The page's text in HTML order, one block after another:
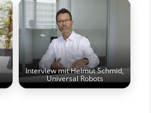
Interview mit Helmut Schmid,
Universal Robots